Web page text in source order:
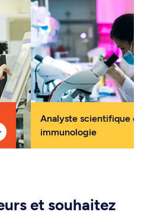
Analyste scientifique
immunologie
et souhaitez